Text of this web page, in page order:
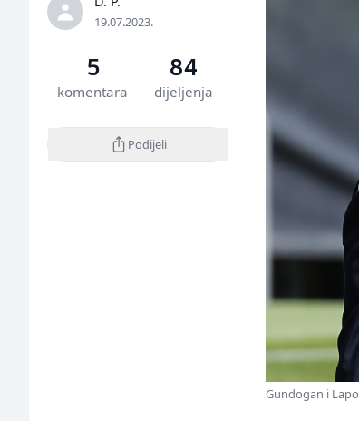
19.07.2023.
5
komentara
84
dijeljenja
Podijeli
Gundogan i